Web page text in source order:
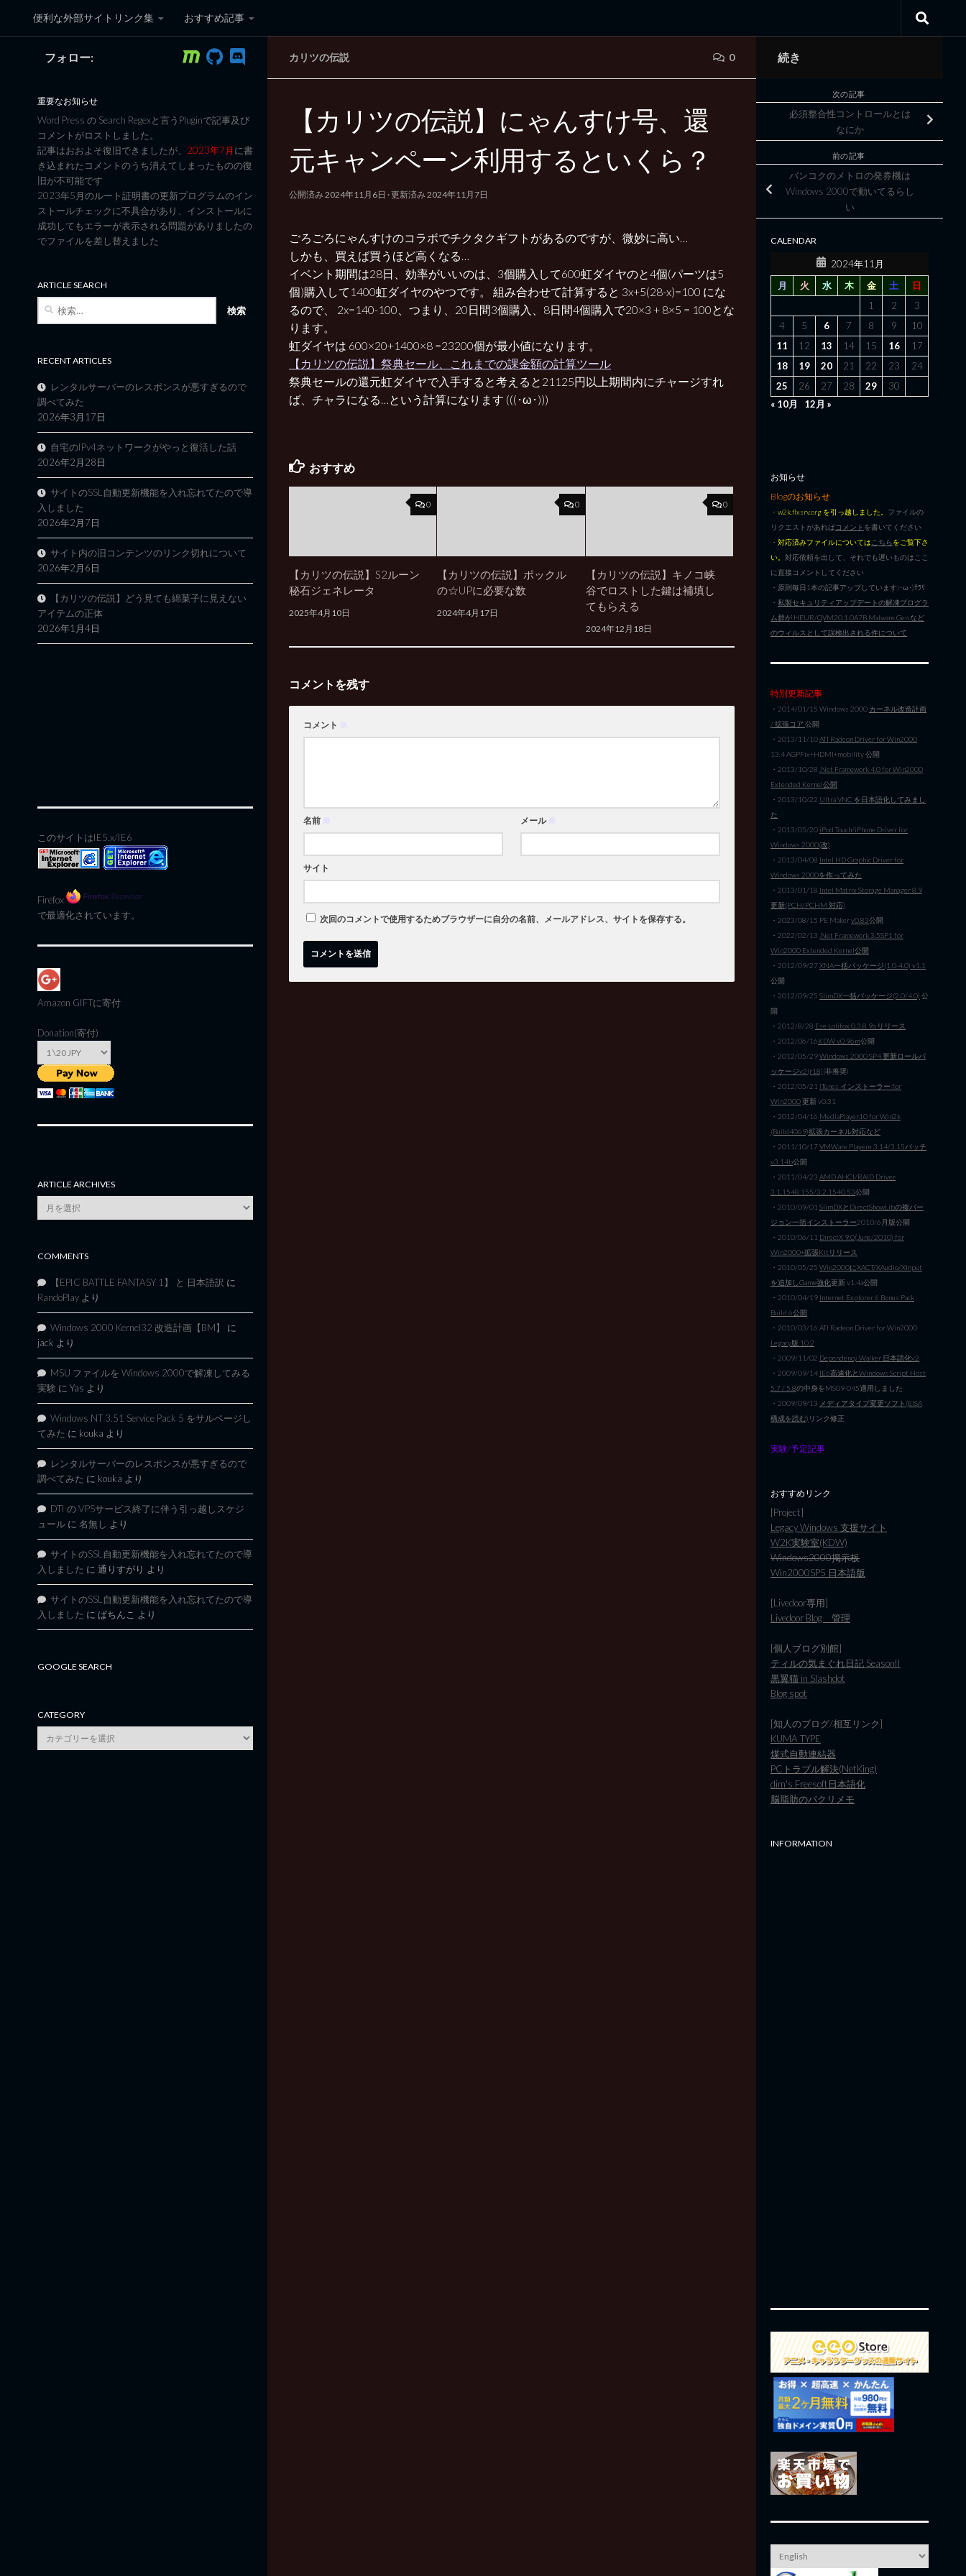
コンテンツへスキップ
便利な外部サイトリンク集 おすすめ記事
黒翼猫のコンピュータ日記 3rd Edition
カリツの伝説 0
【カリツの伝説】にゃんすけ号、還
元キャンペーン利用するといくら？
公開済み2024年11月6日 · 更新済み2024年11月7日
ごろごろにゃんすけのコラボでチクタクギフトがあるのですが、微妙に高い…
しかも、買えば買うほど高くなる…
イベント期間は28日、効率がいいのは、3個購入して600虹ダイヤのと4個(パーツは5
個)購入して1400虹ダイヤのやつです。 組み合わせて計算すると 3x+5(28-x)=100 にな
るので、 2x=140-100、つまり、20日間3個購入、8日間4個購入で20×3 + 8×5 = 100とな
ります。
虹ダイヤは 600×20+1400×8 =23200個が最小値になります。
【カリツの伝説】祭典セール、これまでの課金額の計算ツール
祭典セールの還元虹ダイヤで入手すると考えると21125円以上期間内にチャージすれ
ば、チャラになる…という計算になります (((･ω･)))
おすすめ
0
【カリツの伝説】S2ルーン
秘石ジェネレータ
2025年4月10日
0
【カリツの伝説】ポックル
の☆UPに必要な数
2024年4月17日
0
【カリツの伝説】キノコ峡
谷でロストした鍵は補填し
てもらえる
2024年12月18日
コメントを残す
コメント ※
名前 ※ メール ※
サイト
次回のコメントで使用するためブラウザーに自分の名前、メールアドレス、サイトを保存する。
フォロー:
重要なお知らせ
Word Press の Search Regexと言うPluginで記事及び
コメントがロストしました。
記事はおおよそ復旧できましたが、 2023年7月に書
き込まれたコメントのうち消えてしまったものの復
旧が不可能です
2023年5月のルート証明書の更新プログラムのイン
ストールチェックに不具合があり、インストールに
成功してもエラーが表示される問題がありましたの
でファイルを差し替えました
ARTICLE SEARCH
RECENT ARTICLES
レンタルサーバーのレスポンスが悪すぎるので
調べてみた
2026年3月17日
自宅のIPv4ネットワークがやっと復活した話
2026年2月28日
サイトのSSL自動更新機能を入れ忘れてたので導
入しました
2026年2月7日
サイト内の旧コンテンツのリンク切れについて
2026年2月6日
【カリツの伝説】どう見ても綿菓子に見えない
アイテムの正体
2026年1月4日
このサイトはIE5.x/IE6
Firefox
で最適化されています。
Amazon GIFTに寄付
Donation(寄付)
ARTICLE ARCHIVES
Article
Archives
COMMENTS
【EPIC BATTLE FANTASY 1】 と 日本語訳 に
RandoPlay より
Windows 2000 Kernel32 改造計画【BM】
に
jack より
MSU ファイルを Windows 2000で解凍してみる
実験 に Yas より
Windows NT 3.51 Service Pack 5 をサルベージし
てみた に kouka より
レンタルサーバーのレスポンスが悪すぎるので
調べてみた に kouka より
DTI の VPSサービス終了に伴う引っ越しスケジ
ュール に 名無し より
サイトのSSL自動更新機能を入れ忘れてたので導
入しました に 通りすがり より
サイトのSSL自動更新機能を入れ忘れてたので導
入しました に ぱちんこ より
GOOGLE SEARCH
CATEGORY
category
続き
次の記事
必須整合性コントロールとは
なにか
前の記事
バンコクのメトロの発券機は
Windows 2000で動いてるらし
い
CALENDAR
2024年11月
月
火 水 木 金 土
日
1
2
3
4
5 6 7 8 9
10
11
12 13 14 15 16
17
18
19 20 21 22 23
24
25
26 27 28 29
30
« 10月
12月 »
お知らせ
Blogのお知らせ
・ w2k.flxsrv.org を引っ越しました。 ファイルの
リクエストがあればコメント を書いてください
・ 対応済みファイルについては こちらをご覧下さ
い。 対応依頼を出して、それでも遅いものはここ
に直接コメントしてください
・原則毎日1本の記事アップしています|･ω･)ﾁﾗﾘ
・ 私製セキュリティアップデートの解凍プログラ
ム群が HEUR/QVM20.1.0A7B.Malware.Gen など
のウィルスとして誤検出される件について
特別更新記事
・2014/01/15 Windows 2000 カーネル改造計画
/ 拡張コア 公開
・2013/11/10ATI Radeon Driver for Win2000
13.4 AGPFix+HDMI+mobility 公開
・2013/10/28 .Net Framework 4.0 for Win2000
Extended Kernel公開
・2013/10/22 Ultra VNC を日本語化してみまし
た
・2013/05/20 iPod Touch/iPhone Driver for
Windows 2000(改)
・2013/04/08 Intel HD Graphic Driver for
Windows 2000を作ってみた
・2013/01/18 Intel Matrix Storage Manager 8.9
更新(PCH/PCHM 対応)
・2023/08/15 PE Makerv0.83公開
・2022/02/13 .Net Framework 3.5SP1 for
Win2000 Extended Kernel公開
・2012/09/27XNA一括パッケージ(1.0-4.0) v1.1
公開
・2012/09/25 SlimDX一括パッケージ(2.0/4.0) 公
開
・2012/8/28 Ese Lolifox 0.3.8.9a リリース
・2012/06/16KDW v0.96m公開
・2012/05/29Windows 2000 SP4 更新ロールパ
ッケージv2(r18)(非推奨)
・2012/05/21 iTunes インストーラー for
Win2000更新 v0.31
・2012/04/16 MediaPlayer10 for Win2k
(Build4069)拡張カーネル対応など
・2011/10/17VMWare Playere 3.14/3.15パッチ
v3.14b公開
・2011/04/23 AMD AHCI/RAID Driver
3.1.1548.155/3.2.1540.53公開
・2010/09/01 SlimDXとDirectShowLibの複バー
ジョン一括インストーラー2010/6月版公開
・2010/06/11 DirectX 9.0(June/2010) for
Win2000+拡張Kitリリース
・2010/05/25 Win2000にXACT/XAudio/XInput
を追加しGame強化更新 v1.4a公開
・2010/04/19 Internet Explorer 6 Bonus Pack
Build 6公開
・2010/03/16 ATI Radeon Driver for Win2000
Legacy版 10.2
・2009/11/02 Dependency Walker 日本語化v2
・2009/09/14 IE6高速化とWindows Script Host
5.7 / 5.8の中身をMS09-045適用しました
・2009/09/13 メディアタイプ変更ソフト(EISA
構成を読む) リンク修正
実験/予定記事
おすすめリンク
[Project]
Legacy Windows 支援サイト
W2K実験室(KDW)
Windows2000掲示板
Win2000SP5 日本語版
[Livedoor専用]
Livedoor Blog 管理
[個人ブログ別館]
ティルの気まぐれ日記 SeasonII
黒翼猫 in Slashdot
Blog spot
[知人のブログ/相互リンク]
KUMA TYPE
煤式自動連結器
PCトラブル解決(NetKing)
dim's Freesoft日本語化
脳脂肪のパクリメモ
INFORMATION